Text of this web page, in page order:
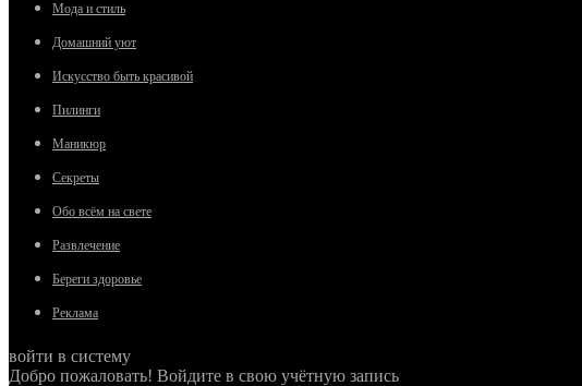
Мода и стиль
Домашний уют
Искусство быть красивой
Пилинги
Маникюр
Секреты
Обо всём на свете
Развлечение
Береги здоровье
Реклама
войти в систему
Добро пожаловать! Войдите в свою учётную запись